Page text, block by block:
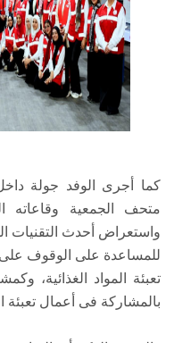
كما أجرى الوفد جولة
متحف الجمعية وقاعاته
واستعراض أحدث التقنيات
للمساعدة على الوقوف على
تعبئة المواد الغذائية،
بالمشاركة فى أعمال تعبئة